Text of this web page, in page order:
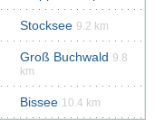
Stocksee 9.2 km
Groß Buchwald 9.8
km
Bissee 10.4 km